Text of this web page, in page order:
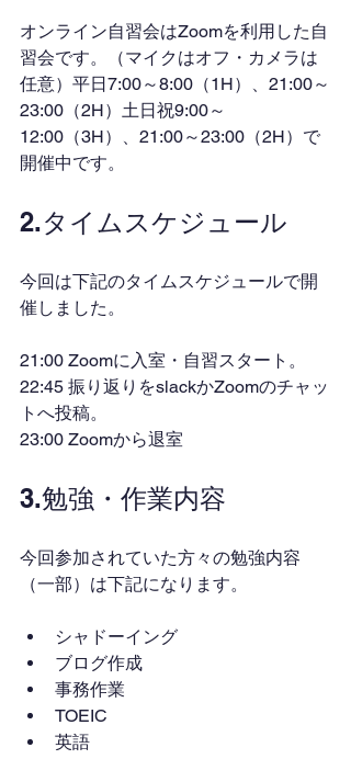
オンライン自習会はZoomを利用した自
習会です。（マイクはオフ・カメラは
任意）平日7:00～8:00（1H）、21:00～
23:00（2H）土日祝9:00～
12:00（3H）、21:00～23:00（2H）で
開催中です。
2.タイムスケジュール
今回は下記のタイムスケジュールで開
催しました。
21:00 Zoomに入室・自習スタート。
22:45 振り返りをslackかZoomのチャッ
トへ投稿。
23:00 Zoomから退室
3.勉強・作業内容
今回参加されていた方々の勉強内容
（一部）は下記になります。
シャドーイング
ブログ作成
事務作業
TOEIC
英語